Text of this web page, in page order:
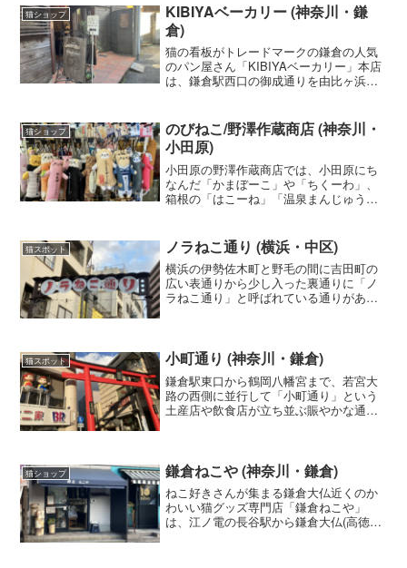
猫ショップ
KIBIYAベーカリー (神奈川・鎌
倉)
猫の看板がトレードマークの鎌倉の人気
のパン屋さん「KIBIYAベーカリー」本店
は、鎌倉駅西口の御成通りを由比ヶ浜方
る猫のデザインがとてもかわいいです。
お店オリジナルのネコが描かれたトート
バックなどグッズの販売もされていま
す。
猫ショップ
のびねこ/野澤作蔵商店 (神奈川・
小田原)
小田原の野澤作蔵商店では、小田原にち
なんだ「かまぼーこ」や「ちくーわ」、
箱根の「はこーね」「温泉まんじゅう」
す。
猫スポット ノラねこ通り (横浜・中区)
横浜の伊勢佐木町と野毛の間に吉田町の
広い表通りから少し入った裏通りに「ノ
ラねこ通り」と呼ばれている通りがあり
ります。
猫スポット 小町通り (神奈川・鎌倉)
鎌倉駅東口から鶴岡八幡宮まで、若宮大
路の西側に並行して「小町通り」という
土産店や飲食店が立ち並ぶ賑やかな通り
猫ショップ 鎌倉ねこや (神奈川・鎌倉)
ねこ好きさんが集まる鎌倉大仏近くのか
わいい猫グッズ専門店「鎌倉ねこや」
は、江ノ電の長谷駅から鎌倉大仏(高徳院)